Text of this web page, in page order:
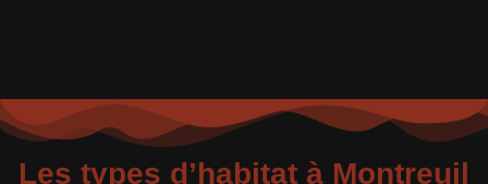
Les types d’habitat à Montreuil